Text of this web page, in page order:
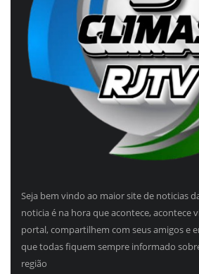
Seja bem vindo ao maior site de noticias
noticia é na hora que acontece, acontece
portal, compartilhem com seus amigos e
que todas fiquem sempre informado
região